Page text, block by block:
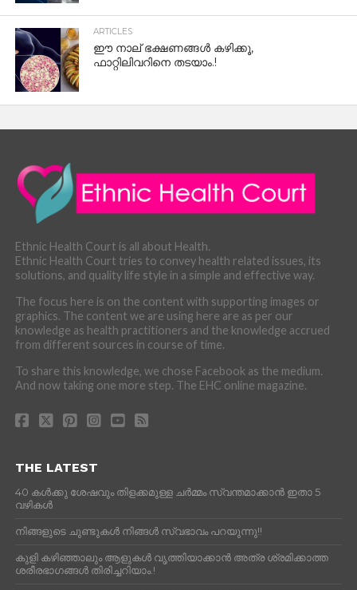
ARTICLES
ഈ നാല് ഭക്ഷണങ്ങൾ കഴിക്കൂ,
ഫാറ്റിലിവറിനെ തടയാം.!
Ethnic Health Court is all about Health.
Ethnic Health Court tries to convey health related issues, its
solutions, and quality life style in a simple and effective way.
The focus here is on the content with supporting images or
graphics. The content we are using here are as per our
knowledge as health practitioners and the knowledge accrued
from different sources in course of time.
To share this knowledge, we chose Facebook as the medium.
And now taking one more step. The EHC online magazine.
THE LATEST
40 കൾക്കു ശേഷവും തിളക്കമുള്ള ചർമ്മം സ്വന്തമാക്കാൻ ഇതാ 5
വഴികൾ
നിങ്ങളുടെ ചുണ്ടുകൾ നിങ്ങൾ സ്വഭാവം പറയുന്നു!!
കുളി കഴിഞ്ഞാലും ആളുകള്‍ വൃത്തിയാക്കാന്‍ അത്ര ശ്രമിക്കാത്ത
ശരീരഭാഗങ്ങള്‍ തിരിച്ചറിയാം.!